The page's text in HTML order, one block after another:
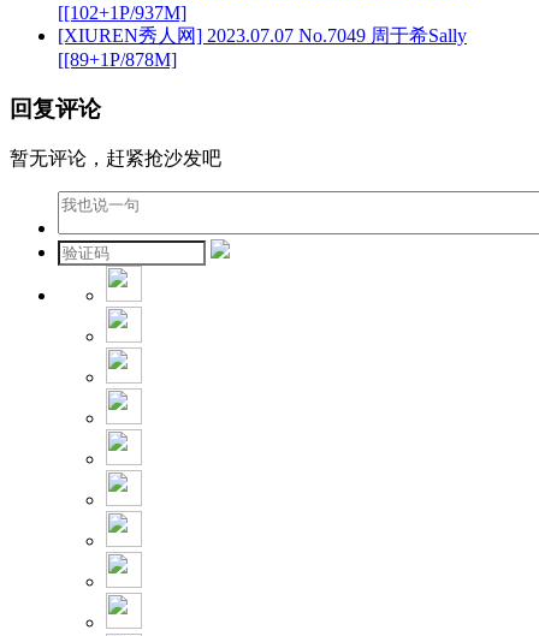
[[102+1P/937M]
[XIUREN秀人网] 2023.07.07 No.7049 周于希Sally
[[89+1P/878M]
回复评论
暂无评论，赶紧抢沙发吧